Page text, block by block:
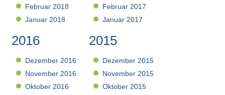
Februar 2018
Januar 2018
Februar 2017
Januar 2017
2016
Dezember 2016
November 2016
Oktober 2016
2015
Dezember 2015
November 2015
Oktober 2015